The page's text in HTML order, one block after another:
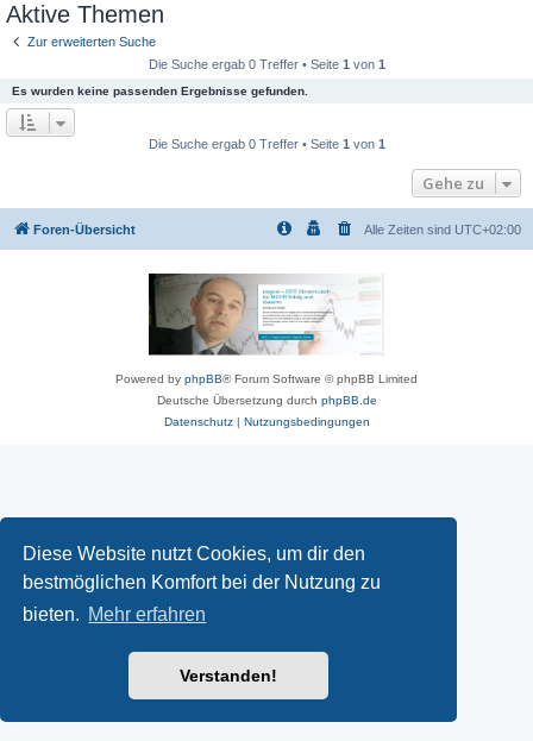
Diese Website nutzt Cookies, um dir den
bestmöglichen Komfort bei der Nutzung zu
bieten. Mehr erfahren
Verstanden!
Aktive Themen
Zur erweiterten Suche
Die Suche ergab 0 Treffer • Seite 1 von 1
Es wurden keine passenden Ergebnisse gefunden.
Die Suche ergab 0 Treffer • Seite 1 von 1
Gehe zu
Foren-Übersicht Alle Zeiten sind UTC+02:00
Powered by phpBB® Forum Software © phpBB Limited
Deutsche Übersetzung durch phpBB.de
Datenschutz| Nutzungsbedingungen